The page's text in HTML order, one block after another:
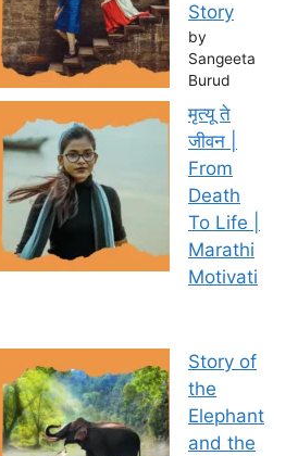
Story
by
Sangeeta
Burud
मृत्यू ते
जीवन |
From
Death
To Life |
Marathi
Motivati
Story of
the
Elephant
and the